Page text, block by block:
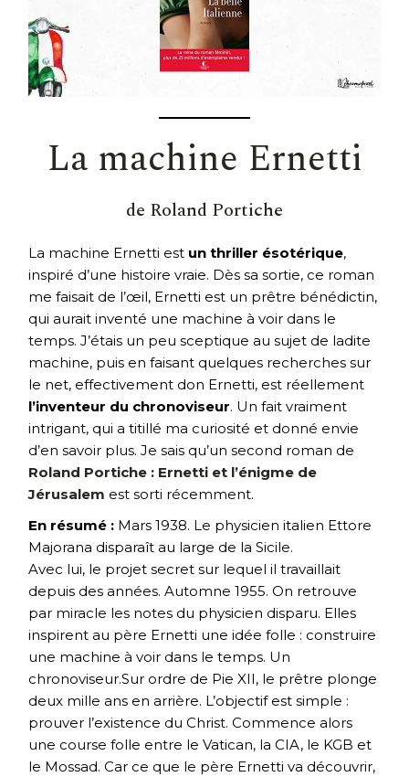
La machine Ernetti
de Roland Portiche
La machine Ernetti est un thriller ésotérique,
inspiré d’une histoire vraie. Dès sa sortie, ce roman
me faisait de l’œil, Ernetti est un prêtre bénédictin,
qui aurait inventé une machine à voir dans le
temps. J’étais un peu sceptique au sujet de ladite
machine, puis en faisant quelques recherches sur
le net, effectivement don Ernetti, est réellement
l’inventeur du chronoviseur. Un fait vraiment
intrigant, qui a titillé ma curiosité et donné envie
d’en savoir plus. Je sais qu’un second roman de
Roland Portiche : Ernetti et l’énigme de
Jérusalem est sorti récemment.
En résumé : Mars 1938. Le physicien italien Ettore
Majorana disparaît au large de la Sicile.
Avec lui, le projet secret sur lequel il travaillait
depuis des années. Automne 1955. On retrouve
par miracle les notes du physicien disparu. Elles
inspirent au père Ernetti une idée folle : construire
une machine à voir dans le temps. Un
chronoviseur.Sur ordre de Pie XII, le prêtre plonge
deux mille ans en arrière. L’objectif est simple :
prouver l’existence du Christ. Commence alors
une course folle entre le Vatican, la CIA, le KGB et
le Mossad. Car ce que le père Ernetti va découvrir,